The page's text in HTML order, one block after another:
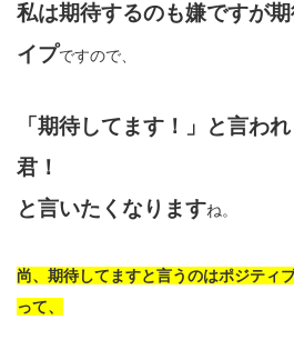
私は期待するのも嫌ですが
イプですので、
「期待してます！」と言わ
君！
と言いたくなりますね。
尚、期待してますと言うのはポジティ
って、